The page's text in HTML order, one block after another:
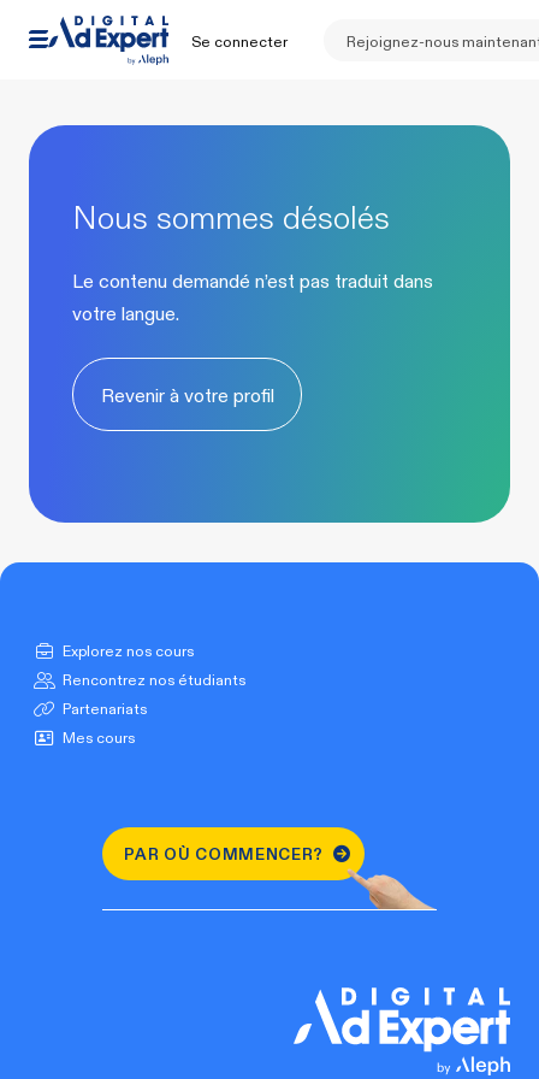
Se connecter Rejoignez-nous
Nous sommes désolés
Le contenu demandé n’est pas traduit dans
votre langue.
Revenir à votre profil
Explorez nos cours
Rencontrez nos étudiants
Partenariats
Mes cours
PAR OÙ COMMENCER?